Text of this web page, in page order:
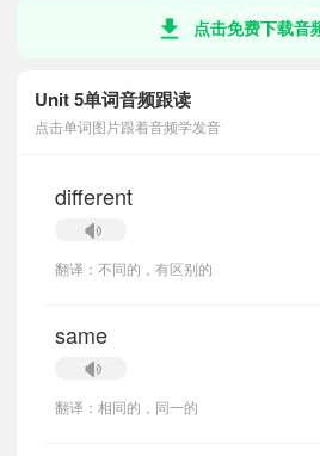
点击免费下载音
Unit 5单词音频跟读
点击单词图片跟着音频学发音
different
翻译：不同的，有区别的
same
翻译：相同的，同一的